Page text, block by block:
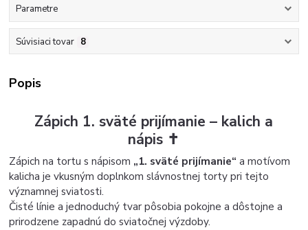
Parametre
Súvisiaci tovar 8
Popis
Zápich 1. sväté prijímanie – kalich a
nápis ✝️
Zápich na tortu s nápisom „1. sväté prijímanie“ a motívom
kalicha je vkusným doplnkom slávnostnej torty pri tejto
významnej sviatosti.
Čisté línie a jednoduchý tvar pôsobia pokojne a dôstojne a
prirodzene zapadnú do sviatočnej výzdoby.